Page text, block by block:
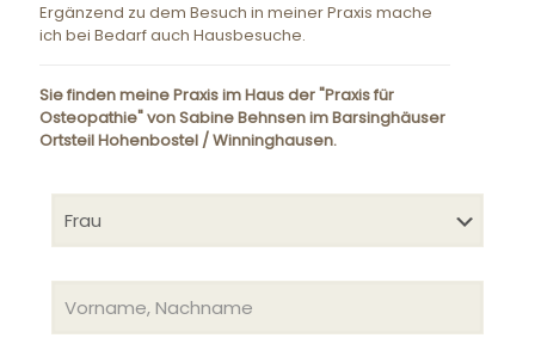
Ergänzend zu dem Besuch in meiner Praxis mache
ich bei Bedarf auch Hausbesuche.
Sie finden meine Praxis im Haus der "Praxis für
Osteopathie" von Sabine Behnsen im Barsinghäuser
Ortsteil Hohenbostel / Winninghausen.